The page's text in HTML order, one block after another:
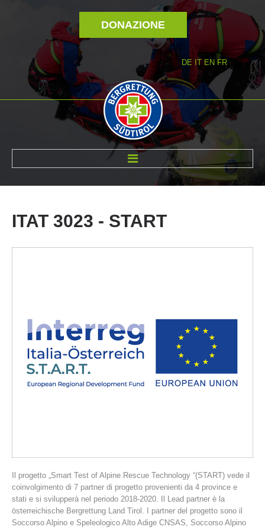
DONAZIONE
DE IT EN FR
ITAT 3023 - START
Il progetto „Smart Test of Alpine Rescue Technology “(START) vede il
coinvolgimento di 7 partner di progetto provenienti da 4 province e
stati e si svilupperà nel periodo 2018-2020. Il Lead partner è la
österreichische Bergrettung Land Tirol. I partner del progetto sono il
Soccorso Alpino e Speleologico Alto Adige CNSAS, Soccorso Alpino